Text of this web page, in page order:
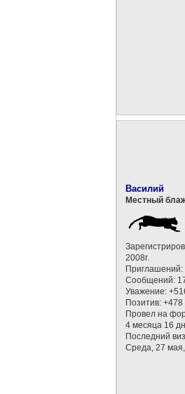
Василий
Местный
2008г.
Приглашений:
Сообщений:
Уважение:
Позитив: +478
Провел на
4 месяца 16
Последний
Среда, 27 мая,